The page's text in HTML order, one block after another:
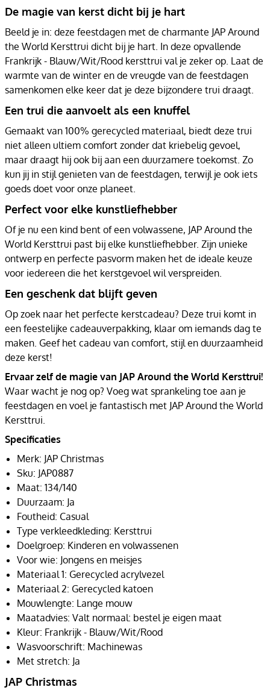
De magie van kerst dicht bij je hart
Beeld je in: deze feestdagen met de charmante JAP Around
the World Kersttrui dicht bij je hart. In deze opvallende
Frankrijk - Blauw/Wit/Rood kersttrui val je zeker op. Laat de
warmte van de winter en de vreugde van de feestdagen
samenkomen elke keer dat je deze bijzondere trui draagt.
Een trui die aanvoelt als een knuffel
Gemaakt van 100% gerecycled materiaal, biedt deze trui
niet alleen ultiem comfort zonder dat kriebelig gevoel,
maar draagt hij ook bij aan een duurzamere toekomst. Zo
kun jij in stijl genieten van de feestdagen, terwijl je ook iets
goeds doet voor onze planeet.
Perfect voor elke kunstliefhebber
Of je nu een kind bent of een volwassene, JAP Around the
World Kersttrui past bij elke kunstliefhebber. Zijn unieke
ontwerp en perfecte pasvorm maken het de ideale keuze
voor iedereen die het kerstgevoel wil verspreiden.
Een geschenk dat blijft geven
Op zoek naar het perfecte kerstcadeau? Deze trui komt in
een feestelijke cadeauverpakking, klaar om iemands dag te
maken. Geef het cadeau van comfort, stijl en duurzaamheid
deze kerst!
Ervaar zelf de magie van JAP Around the World Kersttrui!
Waar wacht je nog op? Voeg wat sprankeling toe aan je
feestdagen en voel je fantastisch met JAP Around the World
Kersttrui.
Specificaties
Merk: JAP Christmas
Sku: JAP0887
Maat: 134/140
Duurzaam: Ja
Foutheid: Casual
Type verkleedkleding: Kersttrui
Doelgroep: Kinderen en volwassenen
Voor wie: Jongens en meisjes
Materiaal 1: Gerecycled acrylvezel
Materiaal 2: Gerecycled katoen
Mouwlengte: Lange mouw
Maatadvies: Valt normaal: bestel je eigen maat
Kleur: Frankrijk - Blauw/Wit/Rood
Wasvoorschrift: Machinewas
Met stretch: Ja
JAP Christmas